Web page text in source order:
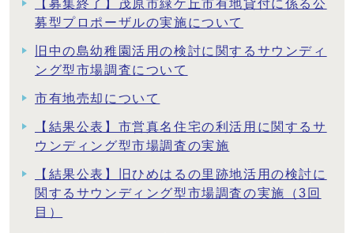
【募集終了】茂原市緑ケ丘市有地貸付に係る公
募型プロポーザルの実施について
旧中の島幼稚園活用の検討に関するサウンディ
ング型市場調査について
市有地売却について
【結果公表】市営真名住宅の利活用に関するサ
ウンディング型市場調査の実施
【結果公表】旧ひめはるの里跡地活用の検討に
関するサウンディング型市場調査の実施（3回
目）